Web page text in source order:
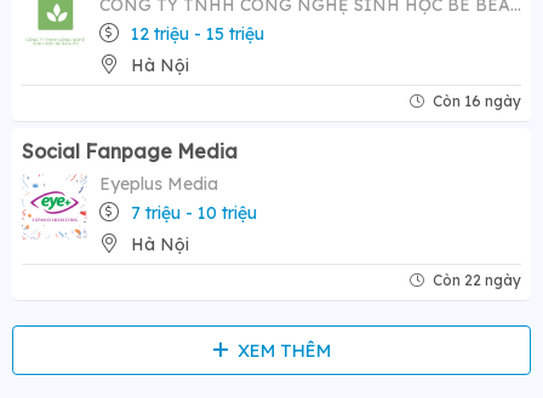
CÔNG TY TNHH CÔNG NGHỆ SINH HỌC BE BEAUTY
12 triệu - 15 triệu
Hà Nội
Còn 16 ngày
Social Fanpage Media
Eyeplus Media
7 triệu - 10 triệu
Hà Nội
Còn 22 ngày
XEM THÊM